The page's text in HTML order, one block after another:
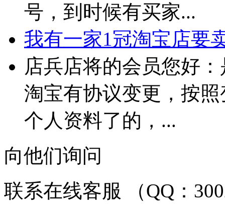
号，到时候有买家...
我有一家1冠淘宝店要
店兵店将的会员您好
淘宝有协议变更，按
个人资料了的，...
向他们询问
联系在线客服 （QQ：